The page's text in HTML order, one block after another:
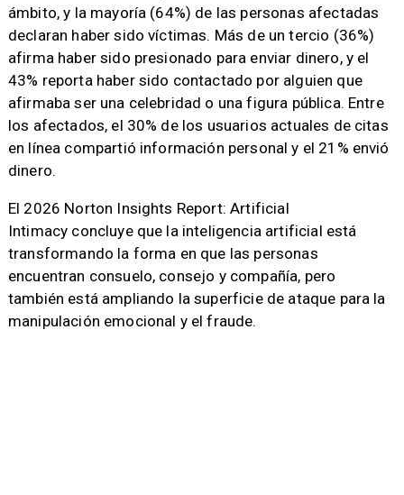
ámbito, y la mayoría (64%) de las personas afectadas
declaran haber sido víctimas. Más de un tercio (36%)
afirma haber sido presionado para enviar dinero, y el
43% reporta haber sido contactado por alguien que
afirmaba ser una celebridad o una figura pública. Entre
los afectados, el 30% de los usuarios actuales de citas
en línea compartió información personal y el 21% envió
dinero.
El 2026 Norton Insights Report: Artificial
Intimacy concluye que la inteligencia artificial está
transformando la forma en que las personas
encuentran consuelo, consejo y compañía, pero
también está ampliando la superficie de ataque para la
manipulación emocional y el fraude.